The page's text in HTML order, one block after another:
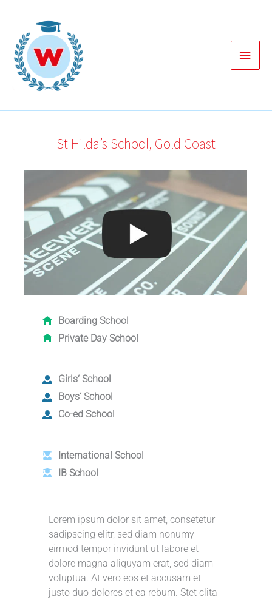
springen
St Hilda’s School, Gold Coast
Boarding School
Private Day School
Girls‘ School
Boys‘ School
Co-ed School
International School
IB School
Lorem ipsum dolor sit amet, consetetur
sadipscing elitr, sed diam nonumy
eirmod tempor invidunt ut labore et
dolore magna aliquyam erat, sed diam
voluptua. At vero eos et accusam et
justo duo dolores et ea rebum. Stet clita